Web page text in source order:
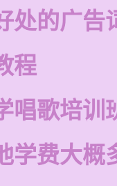
处的广告
程
唱歌培训
学费大概